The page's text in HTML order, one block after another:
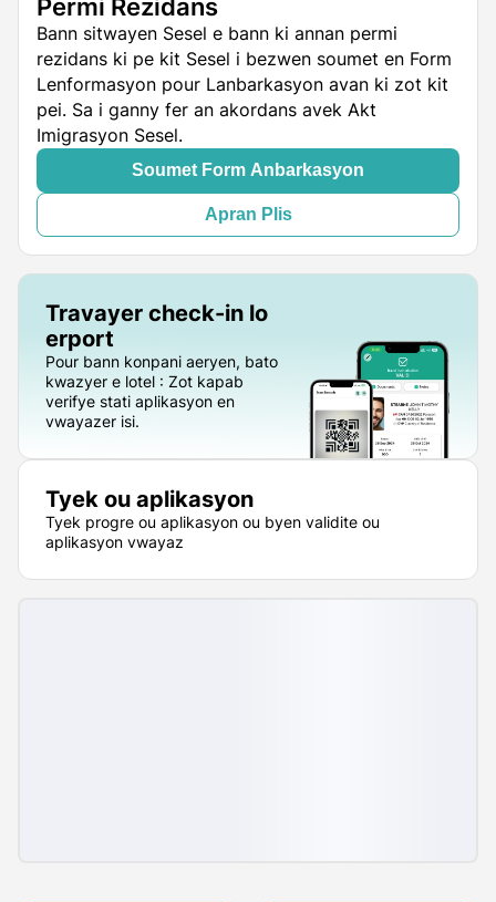
Permi Rezidans
Bann sitwayen Sesel e bann ki annan permi
rezidans ki pe kit Sesel i bezwen soumet en Form
Lenformasyon pour Lanbarkasyon avan ki zot kit
pei. Sa i ganny fer an akordans avek Akt
Imigrasyon Sesel.
Soumet Form Anbarkasyon
Apran Plis
Travayer check-in lo
erport
Pour bann konpani aeryen, bato
kwazyer e lotel : Zot kapab
verifye stati aplikasyon en
vwayazer isi.
Tyek ou aplikasyon
Tyek progre ou aplikasyon ou byen validite ou
aplikasyon vwayaz